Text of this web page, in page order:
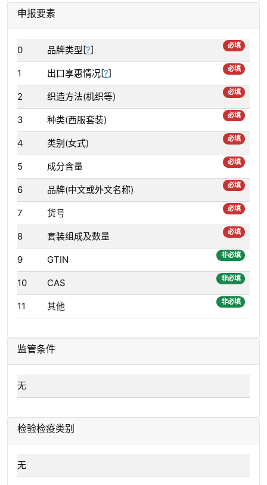
申报要素
0 品牌类型[?] 必填
1 出口享惠情况[?] 必填
2 织造方法(机织等) 必填
3 种类(西服套装) 必填
4 类别(女式) 必填
5 成分含量 必填
6 品牌(中文或外文名称) 必填
7 货号 必填
8 套装组成及数量 必填
9 GTIN 非必填
10 CAS 非必填
11 其他 非必填
监管条件
无
检验检疫类别
无